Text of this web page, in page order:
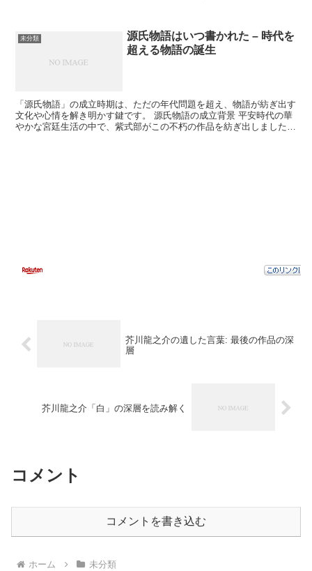
未分類
源氏物語はいつ書かれた – 時代を
超える物語の誕生
「源氏物語」の成立時期は、ただの年代問題を超え、物語が紡ぎ出す
文化や心情を解き明かす鍵です。 源氏物語の成立背景 平安時代の華
やかな宮廷生活の中で、紫式部がこの不朽の作品を紡ぎ出しました。
芥川龍之介の遺した言葉: 最後の作品の深
層
芥川龍之介「白」の深層を読み解く
コメント
コメントを書き込む
ホーム 未分類